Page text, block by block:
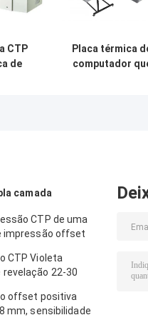
CTP
de
Placa térmica
computador
camada
CTP de uma
impressão offset
CTP Violeta
22-30
offset positiva
mm, sensibilidade